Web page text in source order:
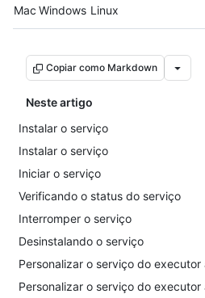
Mac Windows Linux
Copiar como Markdown
Neste artigo
Instalar o serviço
Instalar o serviço
Iniciar o serviço
Verificando o status do serviço
Interromper o serviço
Desinstalando o serviço
Personalizar o serviço do
Personalizar o serviço do